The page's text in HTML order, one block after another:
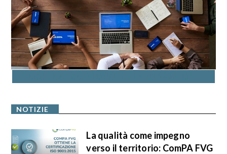
NOTIZIE
La qualità come impegno
verso il territorio: ComPA FVG